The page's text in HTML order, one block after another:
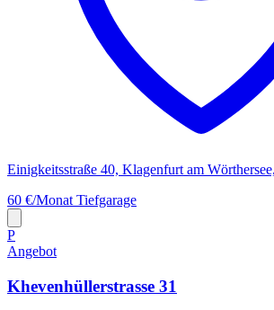
Einigkeitsstraße 40, Klagenfurt am
60 €/Monat Tiefgarage
P
Angebot
Khevenhüllerstrasse 31